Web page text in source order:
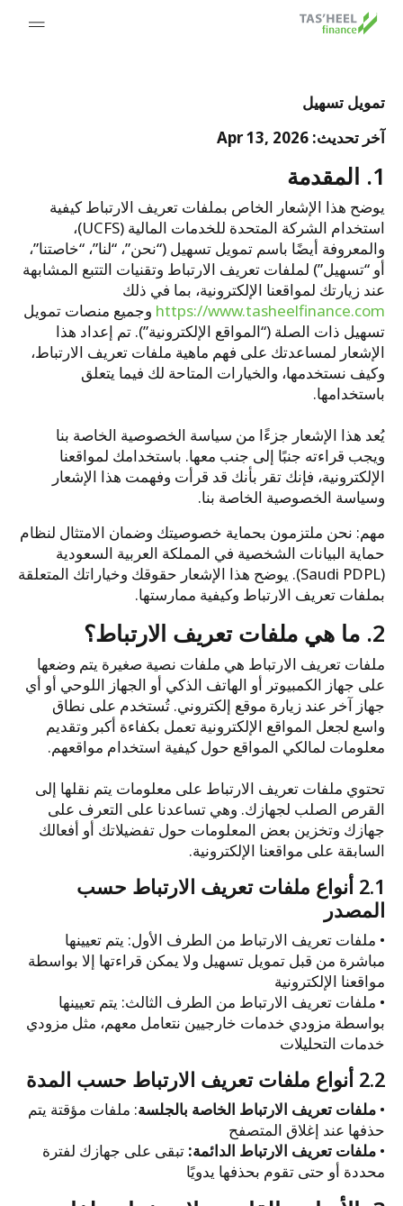
تمويل تسهيل
آخر تحديث: Apr 13, 2026
1. المقدمة
يوضح هذا الإشعار الخاص بملفات تعريف الارتباط كيفية
استخدام الشركة المتحدة للخدمات المالية (UCFS)،
والمعروفة أيضًا باسم تمويل تسهيل (“نحن”، “لنا”، “خاصتنا”،
أو “تسهيل”) لملفات تعريف الارتباط وتقنيات التتبع المشابهة
عند زيارتك لمواقعنا الإلكترونية، بما في ذلك
https://www.tasheelfinance.com وجميع منصات تمويل
تسهيل ذات الصلة (“المواقع الإلكترونية”). تم إعداد هذا
الإشعار لمساعدتك على فهم ماهية ملفات تعريف الارتباط،
وكيف نستخدمها، والخيارات المتاحة لك فيما يتعلق
باستخدامها.
يُعد هذا الإشعار جزءًا من سياسة الخصوصية الخاصة بنا
ويجب قراءته جنبًا إلى جنب معها. باستخدامك لمواقعنا
الإلكترونية، فإنك تقر بأنك قد قرأت وفهمت هذا الإشعار
وسياسة الخصوصية الخاصة بنا.
مهم: نحن ملتزمون بحماية خصوصيتك وضمان الامتثال لنظام
حماية البيانات الشخصية في المملكة العربية السعودية
(Saudi PDPL). يوضح هذا الإشعار حقوقك وخياراتك المتعلقة
بملفات تعريف الارتباط وكيفية ممارستها.
2. ما هي ملفات تعريف الارتباط؟
ملفات تعريف الارتباط هي ملفات نصية صغيرة يتم وضعها
على جهاز الكمبيوتر أو الهاتف الذكي أو الجهاز اللوحي أو أي
جهاز آخر عند زيارة موقع إلكتروني. تُستخدم على نطاق
واسع لجعل المواقع الإلكترونية تعمل بكفاءة أكبر وتقديم
معلومات لمالكي المواقع حول كيفية استخدام مواقعهم.
تحتوي ملفات تعريف الارتباط على معلومات يتم نقلها إلى
القرص الصلب لجهازك. وهي تساعدنا على التعرف على
جهازك وتخزين بعض المعلومات حول تفضيلاتك أو أفعالك
السابقة على مواقعنا الإلكترونية.
2.1 أنواع ملفات تعريف الارتباط حسب
المصدر
• ملفات تعريف الارتباط من الطرف الأول: يتم تعيينها
مباشرة من قبل تمويل تسهيل ولا يمكن قراءتها إلا بواسطة
مواقعنا الإلكترونية
• ملفات تعريف الارتباط من الطرف الثالث: يتم تعيينها
بواسطة مزودي خدمات خارجيين نتعامل معهم، مثل مزودي
خدمات التحليلات
2.2 أنواع ملفات تعريف الارتباط حسب المدة
• ملفات تعريف الارتباط الخاصة بالجلسة: ملفات مؤقتة يتم
حذفها عند إغلاق المتصفح
• ملفات تعريف الارتباط الدائمة: تبقى على جهازك لفترة
محددة أو حتى تقوم بحذفها يدويًا